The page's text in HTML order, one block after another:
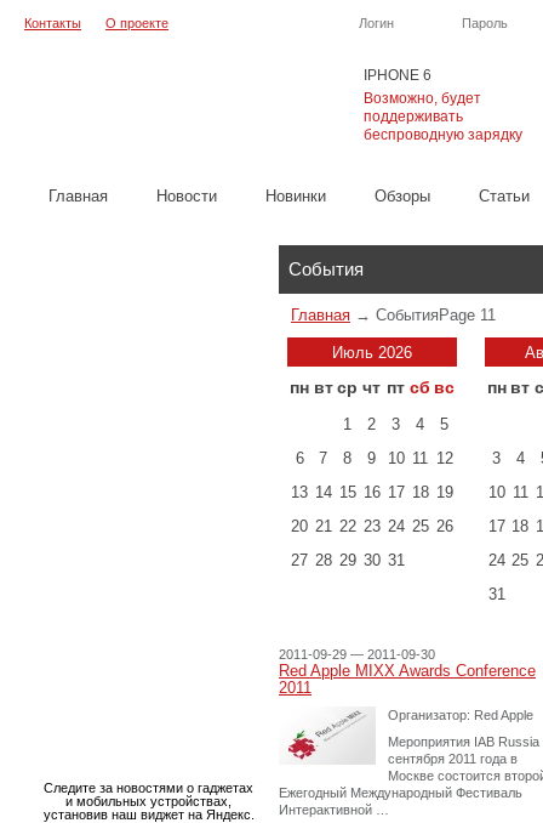
IPHONE 6
Возможно, будет
поддерживать
беспроводную зарядку
Логин Пароль
Контакты О проекте
Главная Новости Новинки Обзоры Cтатьи
События
Главная → События Page 11
Июль 2026
пн вт ср чт пт сб вс
1 2 3 4
5
6
7 8 9 10 11 12
13 14 15 16 17 18 19
20 21 22 23 24 25 26
27 28 29 30 31
пн вт
3 4
10 11
17 18
24 25
31
2011-09-29 — 2011-09-30
Red Apple MIXX Awards Conference
2011
Организатор: Red Apple
Мероприятия IAB Russia
сентября 2011 года в
Москве состоится
Ежегодный Международный Фестиваль
Интерактивной …
Следите за новостями о гаджетах
и мобильных устройствах,
установив наш виджет на Яндекс.